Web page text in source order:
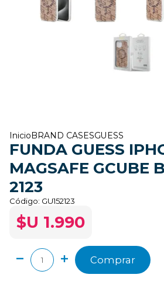
Inicio BRAND CASESGUESS
FUNDA GUESS
MAGSAFE GCUBE
2123
Código: GU152123
$U 1.990
Comprar